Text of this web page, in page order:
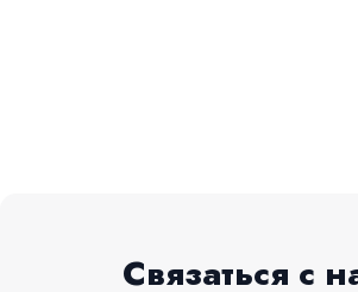
Связаться с